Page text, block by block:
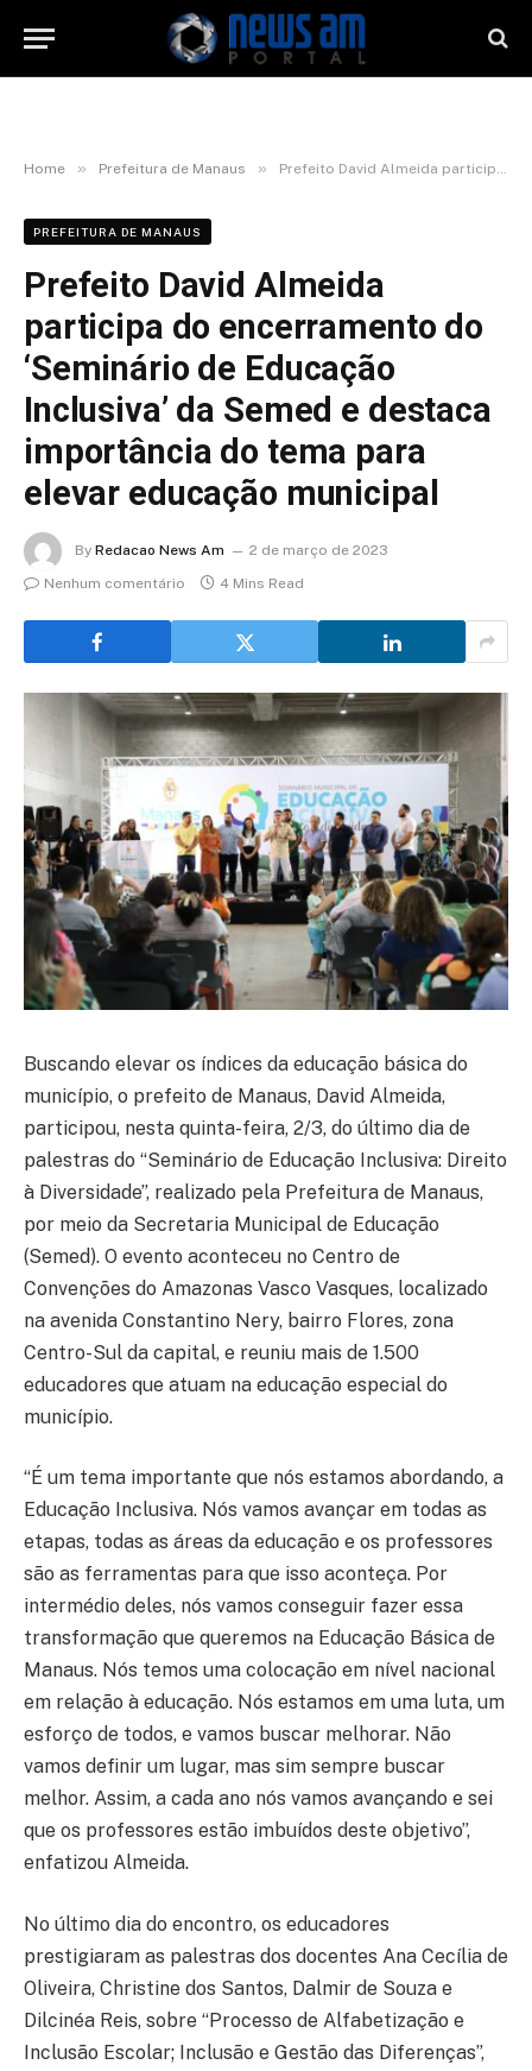
Home » Prefeitura de Manaus » Prefeito David Almeida participa do encerramento do ‘Seminário de Educação Inclusiva’ da Semed e destaca importância do tema para elevar educação municipal
PREFEITURA DE MANAUS
Prefeito David Almeida
participa do encerramento do
‘Seminário de Educação
Inclusiva’ da Semed e destaca
importância do tema para
elevar educação municipal
By Redacao News Am
2 de março de 2023
Nenhum comentário
4 Mins Read
Buscando elevar os índices da educação básica do
município, o prefeito de Manaus, David Almeida,
participou, nesta quinta-feira, 2/3, do último dia de
palestras do “Seminário de Educação Inclusiva: Direito
à Diversidade”, realizado pela Prefeitura de Manaus,
por meio da Secretaria Municipal de Educação
(Semed). O evento aconteceu no Centro de
Convenções do Amazonas Vasco Vasques, localizado
na avenida Constantino Nery, bairro Flores, zona
Centro-Sul da capital, e reuniu mais de 1.500
educadores que atuam na educação especial do
município.
“É um tema importante que nós estamos abordando, a
Educação Inclusiva. Nós vamos avançar em todas as
etapas, todas as áreas da educação e os professores
são as ferramentas para que isso aconteça. Por
intermédio deles, nós vamos conseguir fazer essa
transformação que queremos na Educação Básica de
Manaus. Nós temos uma colocação em nível nacional
em relação à educação. Nós estamos em uma luta, um
esforço de todos, e vamos buscar melhorar. Não
vamos definir um lugar, mas sim sempre buscar
melhor. Assim, a cada ano nós vamos avançando e sei
que os professores estão imbuídos deste objetivo”,
enfatizou Almeida.
No último dia do encontro, os educadores
prestigiaram as palestras dos docentes Ana Cecília de
Oliveira, Christine dos Santos, Dalmir de Souza e
Dilcinéa Reis, sobre “Processo de Alfabetização e
Inclusão Escolar; Inclusão e Gestão das Diferenças”,